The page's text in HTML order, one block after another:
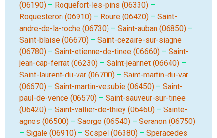
(06190) – Roquefort-les-pins (06330) –
Roquesteron (06910) – Roure (06420) – Saint-
andre-de-la-roche (06730) – Saint-auban (06850) –
Saint-blaise (06670) – Saint-cezaire-sur-siagne
(06780) – Saint-etienne-de-tinee (06660) – Saint-
jean-cap-ferrat (06230) – Saint-jeannet (06640) –
Saint-laurent-du-var (06700) – Saint-martin-du-var
(06670) – Saint-martin-vesubie (06450) – Saint-
paul-de-vence (06570) – Saint-sauveur-sur-tinee
(06420) – Saint-vallier-de-thiey (06460) – Sainte-
agnes (06500) – Saorge (06540) – Seranon (06750)
– Sigale (06910) – Sospel (06380) – Speracedes